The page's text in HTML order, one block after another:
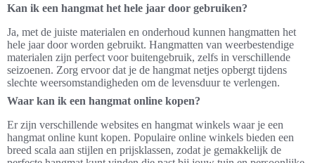
Kan ik een hangmat het hele jaar door gebruiken?
Ja, met de juiste materialen en onderhoud kunnen hangmatten het
hele jaar door worden gebruikt. Hangmatten van weerbestendige
materialen zijn perfect voor buitengebruik, zelfs in verschillende
seizoenen. Zorg ervoor dat je de hangmat netjes opbergt tijdens
slechte weersomstandigheden om de levensduur te verlengen.
Waar kan ik een hangmat online kopen?
Er zijn verschillende websites en hangmat winkels waar je een
hangmat online kunt kopen. Populaire online winkels bieden een
breed scala aan stijlen en prijsklassen, zodat je gemakkelijk de